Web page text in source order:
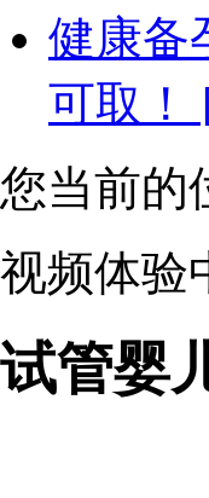
健康备
可取！
您当前的
视频体验
试管婴